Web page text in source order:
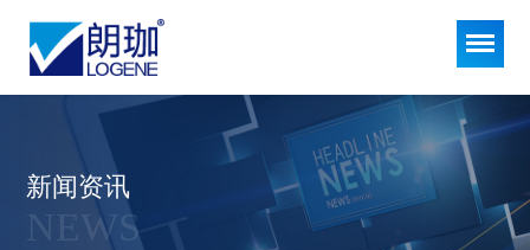
新闻资讯
NEWS